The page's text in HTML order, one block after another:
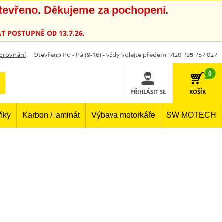
Děkujeme za pochopení.
POSTUPNĚ OD 13.7.26.
Otevřeno Po - Pá (9-16) - vždy volejte předem +420 735757 027
PŘIHLÁSIT SE
0
KOŠÍK
Karbon / laminát Výbava motorkáře SW MOTECH